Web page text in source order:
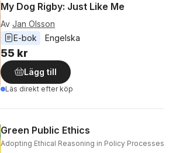
My Dog Rigby: Just Like Me
Av Jan Olsson
E-bok
Engelska
55 kr
Lägg till
Läs direkt efter köp
Green Public Ethics
Adopting Ethical Reasoning in Policy Processes